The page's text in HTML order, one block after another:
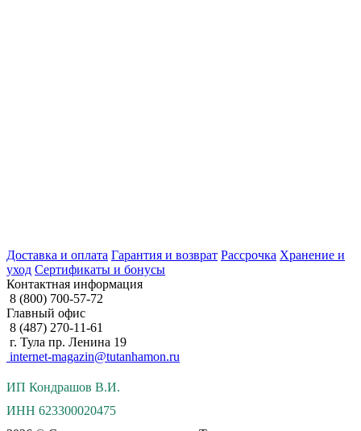
Доставка и оплата Гарантия и возврат Рассрочка Хранение и
уход Сертификаты и бонусы
Контактная информация
8 (800) 700-57-72
Главный офис
8 (487) 270-11-61
г. Тула пр. Ленина 19
internet-magazin@tutanhamon.ru
ИП Кондрашов В.И.
ИНН 623300020475